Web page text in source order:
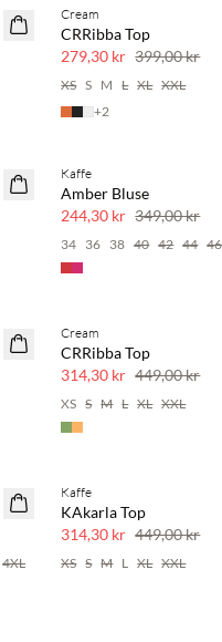
SAVE20
Cream
CRRibba Top
279,30 kr 399,00 kr
XS S M L XL XXL
+2
SAVE20
Kaffe
Amber Bluse
244,30 kr 349,00 kr
34 36 38 40 42 44 46
SAVE20
Cream
CRRibba Top
314,30 kr 449,00 kr
XS S M L XL XXL
4XL
SAVE20
Kaffe
KAkarla Top
314,30 kr 449,00 kr
XS S M L XL XXL